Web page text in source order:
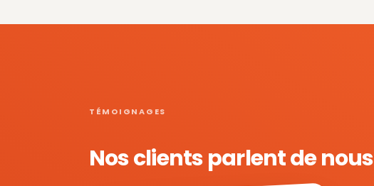
TÉMOIGNAGES
Nos clients parlent de nous